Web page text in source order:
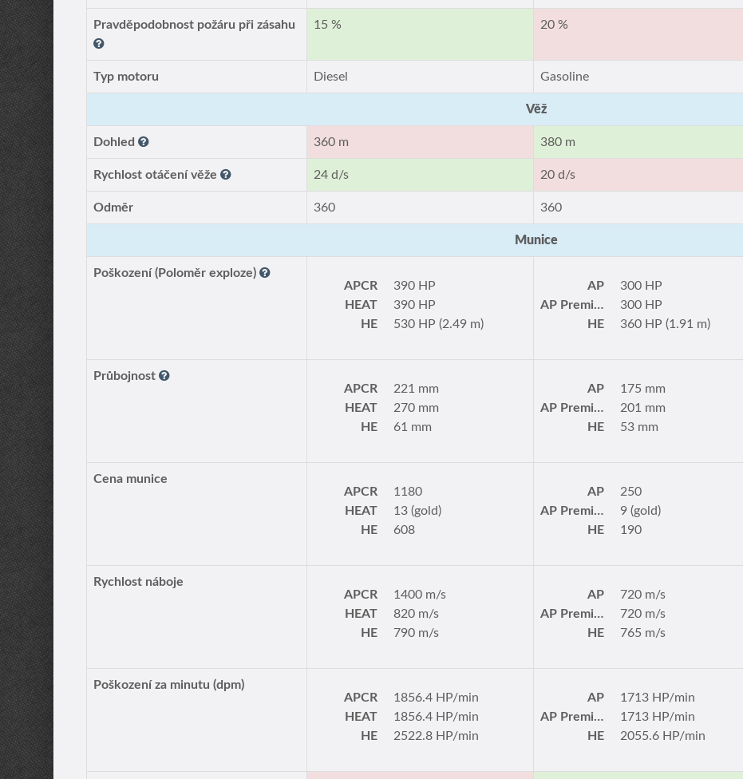
Pravděpodobnost požáru při zásahu 15 % 20 %
Typ motoru Diesel Gasoline
Věž
Dohled 360 m 380 m
Rychlost otáčení věže 24 d/s 20 d/s
Odměr 360 360
Munice
Poškození (Poloměr exploze)
APCR
390 HP
HEAT
390 HP
HE
530 HP (2.49 m)
AP
300 HP
AP Premium
300 HP
HE
360 HP (1.91 m)
Průbojnost
APCR
221 mm
HEAT
270 mm
HE
61 mm
AP
175 mm
AP Premium
201 mm
HE
53 mm
Cena munice
APCR
1180
HEAT
13 (gold)
HE
608
AP
250
AP Premium
9 (gold)
HE
190
Rychlost náboje
APCR
1400 m/s
HEAT
820 m/s
HE
790 m/s
AP
720 m/s
AP Premium
720 m/s
HE
765 m/s
Poškození za minutu (dpm)
APCR
1856.4 HP/min
HEAT
1856.4 HP/min
HE
2522.8 HP/min
AP
1713 HP/min
AP Premium
1713 HP/min
HE
2055.6 HP/min